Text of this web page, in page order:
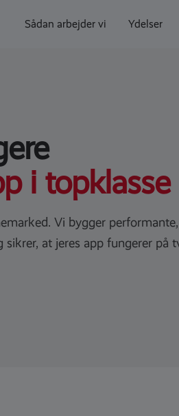
Sådan arbejder vi Ydelser
i topklasse
Vi bygger
at jeres app fungerer på